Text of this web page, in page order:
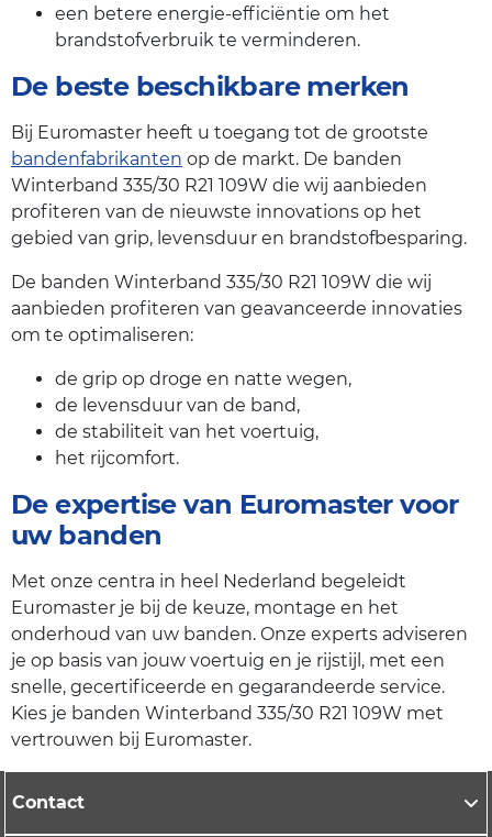
een betere energie-efficiëntie om het
brandstofverbruik te verminderen.
De beste beschikbare merken
Bij Euromaster heeft u toegang tot de grootste
bandenfabrikanten op de markt. De banden
Winterband 335/30 R21 109W die wij aanbieden
profiteren van de nieuwste innovations op het
gebied van grip, levensduur en brandstofbesparing.
De banden Winterband 335/30 R21 109W die wij
aanbieden profiteren van geavanceerde innovaties
om te optimaliseren:
de grip op droge en natte wegen,
de levensduur van de band,
de stabiliteit van het voertuig,
het rijcomfort.
De expertise van Euromaster voor
uw banden
Met onze centra in heel Nederland begeleidt
Euromaster je bij de keuze, montage en het
onderhoud van uw banden. Onze experts adviseren
je op basis van jouw voertuig en je rijstijl, met een
snelle, gecertificeerde en gegarandeerde service.
Kies je banden Winterband 335/30 R21 109W met
vertrouwen bij Euromaster.
Contact